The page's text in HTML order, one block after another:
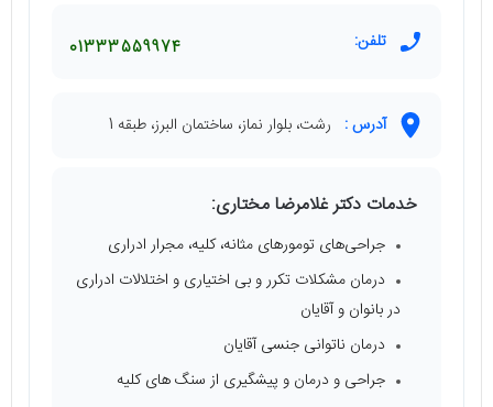
تلفن: 01333559974
آدرس : رشت، بلوار نماز، ساختمان البرز، طبقه 1
خدمات دکتر غلامرضا مختاری:
جراحی‌های تومورهای مثانه، کلیه، مجرار ادراری
درمان مشکلات تکرر و بی اختیاری و اختلالات ادراری
در بانوان و آقایان
درمان ناتوانی جنسی آقایان
جراحی و درمان و پیشگیری از سنگ های کلیه